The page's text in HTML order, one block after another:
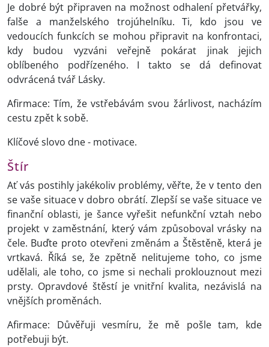
Je dobré být připraven na možnost odhalení přetvářky,
falše a manželského trojúhelníku. Ti, kdo jsou ve
vedoucích funkcích se mohou připravit na konfrontaci,
kdy budou vyzváni veřejně pokárat jinak jejich
oblíbeného podřízeného. I takto se dá definovat
odvrácená tvář Lásky.
Afirmace: Tím, že vstřebávám svou žárlivost, nacházím
cestu zpět k sobě.
Klíčové slovo dne - motivace.
Štír
Ať vás postihly jakékoliv problémy, věřte, že v tento den
se vaše situace v dobro obrátí. Zlepší se vaše situace ve
finanční oblasti, je šance vyřešit nefunkční vztah nebo
projekt v zaměstnání, který vám způsoboval vrásky na
čele. Buďte proto otevřeni změnám a Štěstěně, která je
vrtkavá. Říká se, že zpětně nelitujeme toho, co jsme
udělali, ale toho, co jsme si nechali proklouznout mezi
prsty. Opravdové štěstí je vnitřní kvalita, nezávislá na
vnějších proměnách.
Afirmace: Důvěřuji vesmíru, že mě pošle tam, kde
potřebuji být.